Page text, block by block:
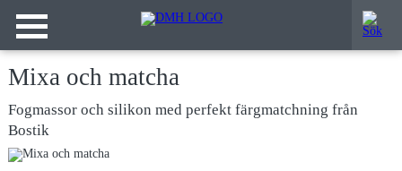
Mixa och matcha
Fogmassor och silikon med perfekt färgmatchning från
Bostik